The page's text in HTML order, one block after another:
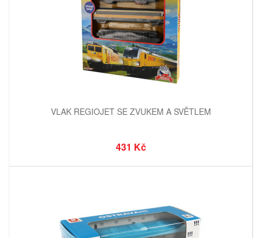
VLAK REGIOJET SE ZVUKEM A SVĚTLEM
431 Kč